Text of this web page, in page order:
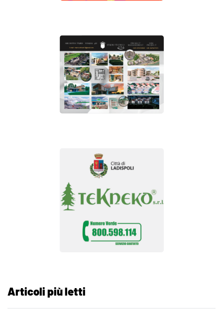
Articoli più letti